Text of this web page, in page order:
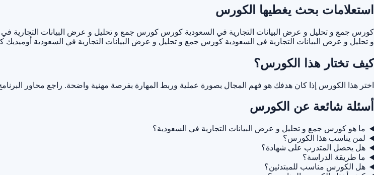
استعلامات بحث يغطيها الكورس
كورس جمع و تحليل و عرض البيانات التجارية في السعودية كورس كورس جمع و تحليل و عرض البيانات التجارية في
و تحليل و عرض البيانات التجارية في السعودية كورس جمع و تحليل و عرض البيانات التجارية في السعودية أوميديك
كيف تختار هذا الكورس؟
اختر هذا الكورس إذا كان هدفك هو فهم المجال بصورة عملية وربط المهارة بفرصة مهنية واضحة. راجع محاور
أسئلة شائعة عن الكورس
ما هو كورس جمع و تحليل و عرض البيانات التجارية في السعودية؟
لمن يناسب هذا الكورس؟
هل يحصل المتدرب على شهادة؟
ما طريقة الدراسة؟
هل الكورس مناسب للمبتدئين؟